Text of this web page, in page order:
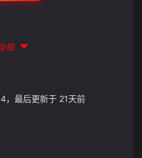
部
最后更新于 21天前